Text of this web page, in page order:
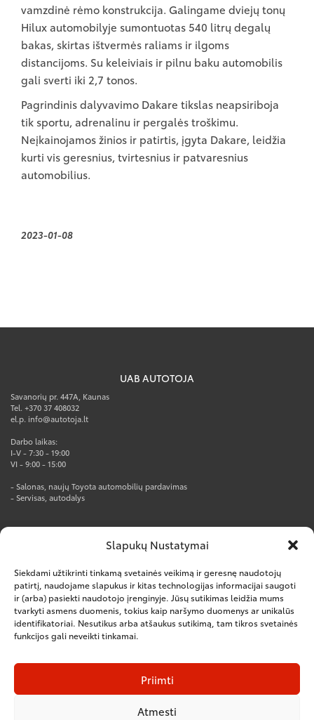
Slapukų Nustatymai
Siekdami užtikrinti tinkamą svetainės veikimą ir geresnę naudotojų
patirtį, naudojame slapukus ir kitas technologijas informacijai saugoti
ir (arba) pasiekti naudotojo įrenginyje. Jūsų sutikimas leidžia mums
tvarkyti asmens duomenis, tokius kaip naršymo duomenys ar unikalūs
identifikatoriai. Nesutikus arba atšaukus sutikimą, tam tikros svetainės
funkcijos gali neveikti tinkamai.
Priimti
Atmesti
vamzdinė rėmo konstrukcija. Galingame dviejų tonų
Hilux automobilyje sumontuotas 540 litrų degalų
bakas, skirtas ištvermės raliams ir ilgoms
distancijoms. Su keleiviais ir pilnu baku automobilis
gali sverti iki 2,7 tonos.
Pagrindinis dalyvavimo Dakare tikslas neapsiriboja
tik sportu, adrenalinu ir pergalės troškimu.
Neįkainojamos žinios ir patirtis, įgyta Dakare, leidžia
kurti vis geresnius, tvirtesnius ir patvaresnius
automobilius.
2023-01-08
UAB AUTOTOJA
Savanorių pr. 447A, Kaunas
Tel. +370 37 408032
el.p. info@autotoja.lt
Darbo laikas:
I-V - 7:30 - 19:00
VI - 9:00 - 15:00
- Salonas, naujų Toyota automobilių pardavimas
- Servisas, autodalys
el.p. info@autotoja.lt
Darbo laikas:
I-V – 8:00-18:00
VI – nedirbame
– Salonas, naujų komercinių automobilių pardavimas
– Kėbulų remontas